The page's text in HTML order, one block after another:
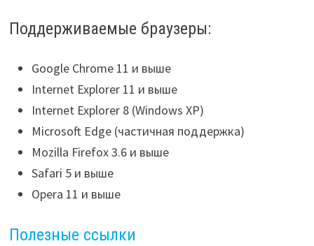
Поддерживаемые браузеры:
Google Chrome 11 и выше
Internet Explorer 11 и выше
Internet Explorer 8 (Windows XP)
Microsoft Edge (частичная поддержка)
Mozilla Firefox 3.6 и выше
Safari 5 и выше
Opera 11 и выше
Полезные ссылки